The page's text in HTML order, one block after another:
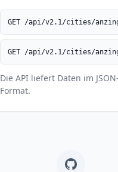
GET /api/v2.1/cities/
GET /api/v2.1/cities/
Die API liefert Daten im
Format.